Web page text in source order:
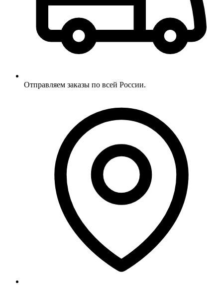
Отправляем заказы по всей России.